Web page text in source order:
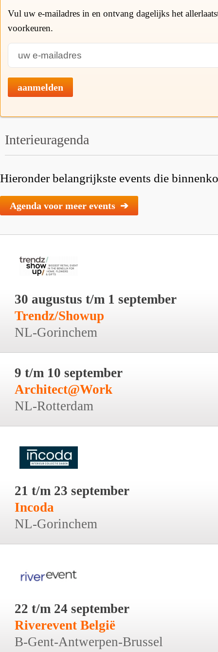
Vul uw e-mailadres in en ontvang dagelijks het
voorkeuren.
aanmelden
Interieuragenda
Hieronder belangrijkste events die
Agenda voor meer events ➔
30 augustus t/m 1 september
Trendz/Showup
NL-Gorinchem
9 t/m 10 september
Architect@Work
NL-Rotterdam
21 t/m 23 september
Incoda
NL-Gorinchem
22 t/m 24 september
Riverevent België
B-Gent-Antwerpen-Brussel